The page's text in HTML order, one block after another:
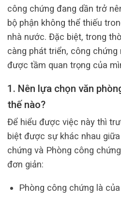
công chứng đang dần trở
bộ phận không thể thiếu
nhà nước. Đặc biệt, trong
càng phát triển, công chứng
được tầm quan trọng của
1. Nên lựa chọn văn
thế nào?
Để hiểu được việc này thì
biệt được sự khác nhau
chứng và Phòng công
đơn giản:
Phòng công chứng là